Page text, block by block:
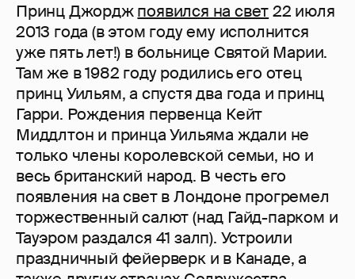
Принц Джорджпоявился на свет22 июля
2013 года (в этом году ему исполнится
уже пять лет!) в больнице Святой Марии.
Там же в 1982 году родились его отец
принц Уильям, а спустя два года и принц
Гарри. Рождения первенца Кейт
Миддлтон и принца Уильяма ждали не
только члены королевской семьи, но и
весь британский народ. В честь его
появления на свет в Лондоне прогремел
торжественный салют (над Гайд-парком и
Тауэром раздался 41 залп). Устроили
праздничный фейерверк и в Канаде, а